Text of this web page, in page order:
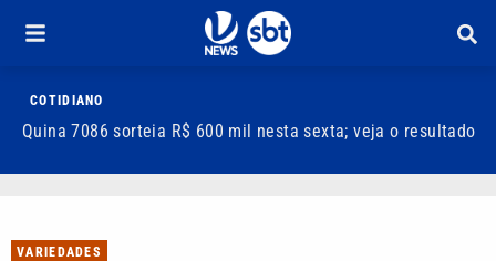
COTIDIANO
Quina 7086 sorteia R$ 600 mil nesta sexta; veja o resultado
VARIEDADES